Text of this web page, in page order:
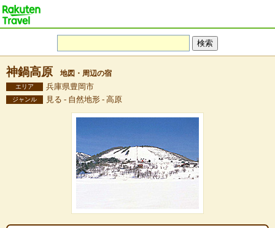
神鍋高原 地図・周辺の宿
エリア 兵庫県豊岡市
ジャンル 見る - 自然地形 - 高原